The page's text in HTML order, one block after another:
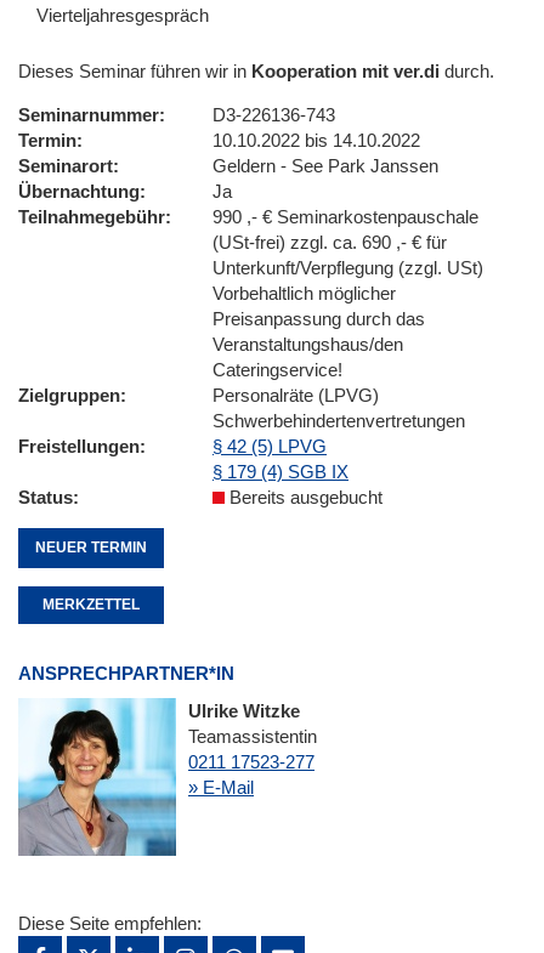
Vierteljahresgespräch
Dieses Seminar führen wir in Kooperation mit ver.di durch.
Seminarnummer
D3-226136-743
Termin
10.10.2022 bis 14.10.2022
Seminarort
Geldern - See Park Janssen
Übernachtung
Ja
Teilnahmegebühr
990 ,- € Seminarkostenpauschale
(USt-frei) zzgl. ca. 690 ,- € für
Unterkunft/Verpflegung (zzgl. USt)
Vorbehaltlich möglicher
Preisanpassung durch das
Veranstaltungshaus/den
Cateringservice!
Zielgruppen
Personalräte (LPVG)
Schwerbehindertenvertretungen
Freistellungen
§ 42 (5) LPVG
§ 179 (4) SGB IX
Status
Bereits ausgebucht
NEUER TERMIN
MERKZETTEL
ANSPRECHPARTNER*IN
Ulrike Witzke
Teamassistentin
0211 17523-277
» E-Mail
Diese Seite empfehlen: